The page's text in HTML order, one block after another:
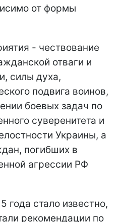
от формы
- чествование
отваги и
силы духа,
подвига воинов,
боевых задач по
суверенитета и
Украины, а
погибших в
агрессии РФ
года стало известно,
рекомендации по